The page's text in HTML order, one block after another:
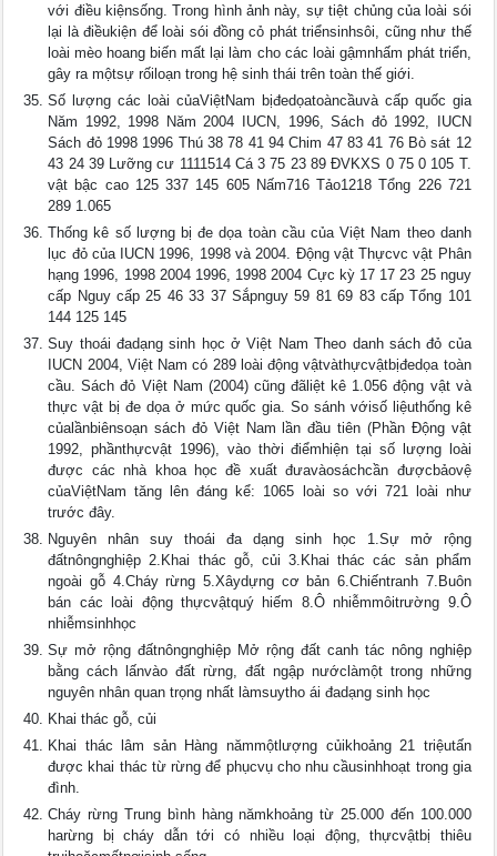
với điều kiệnsống. Trong hình ảnh này, sự tiệt chủng của loài sói
lại là điềukiện để loài sói đồng cỏ phát triểnsinhsôi, cũng như thế
loài mèo hoang biến mất lại làm cho các loài gậmnhấm phát triển,
gây ra mộtsự rốiloạn trong hệ sinh thái trên toàn thế giới.
Số lượng các loài củaViệtNam bịđedọatoàncầuvà cấp quốc gia
Năm 1992, 1998 Năm 2004 IUCN, 1996, Sách đỏ 1992, IUCN
Sách đỏ 1998 1996 Thú 38 78 41 94 Chim 47 83 41 76 Bò sát 12
43 24 39 Lưỡng cư 1111514 Cá 3 75 23 89 ĐVKXS 0 75 0 105 T.
vật bậc cao 125 337 145 605 Nấm716 Tảo1218 Tổng 226 721
289 1.065
Thống kê số lượng bị đe dọa toàn cầu của Việt Nam theo danh
lục đỏ của IUCN 1996, 1998 và 2004. Động vật Thựcvc vật Phân
hạng 1996, 1998 2004 1996, 1998 2004 Cực kỳ 17 17 23 25 nguy
cấp Nguy cấp 25 46 33 37 Sắpnguy 59 81 69 83 cấp Tổng 101
144 125 145
Suy thoái đadạng sinh học ở Việt Nam Theo danh sách đỏ của
IUCN 2004, Việt Nam có 289 loài động vậtvàthựcvậtbịđedọa toàn
cầu. Sách đỏ Việt Nam (2004) cũng đãliệt kê 1.056 động vật và
thực vật bị đe dọa ở mức quốc gia. So sánh vớisố liệuthống kê
củalầnbiênsoạn sách đỏ Việt Nam lần đầu tiên (Phần Động vật
1992, phầnthựcvật 1996), vào thời điểmhiện tại số lượng loài
được các nhà khoa học đề xuất đưavàosáchcần đượcbảovệ
củaViệtNam tăng lên đáng kể: 1065 loài so với 721 loài như
trước đây.
Nguyên nhân suy thoái đa dạng sinh học 1.Sự mở rộng
đấtnôngnghiệp 2.Khai thác gỗ, củi 3.Khai thác các sản phẩm
ngoài gỗ 4.Cháy rừng 5.Xâydựng cơ bản 6.Chiếntranh 7.Buôn
bán các loài động thựcvậtquý hiếm 8.Ô nhiễmmôitrường 9.Ô
nhiễmsinhhọc
Sự mở rộng đấtnôngnghiệp Mở rộng đất canh tác nông nghiệp
bằng cách lấnvào đất rừng, đất ngập nướclàmột trong những
nguyên nhân quan trọng nhất làmsuytho ái đadạng sinh học
Khai thác gỗ, củi
Khai thác lâm sản Hàng nămmộtlượng củikhoảng 21 triệutấn
được khai thác từ rừng để phụcvụ cho nhu cầusinhhoạt trong gia
đình.
Cháy rừng Trung bình hàng nămkhoảng từ 25.000 đến 100.000
harừng bị cháy dẫn tới có nhiều loại động, thựcvậtbị thiêu